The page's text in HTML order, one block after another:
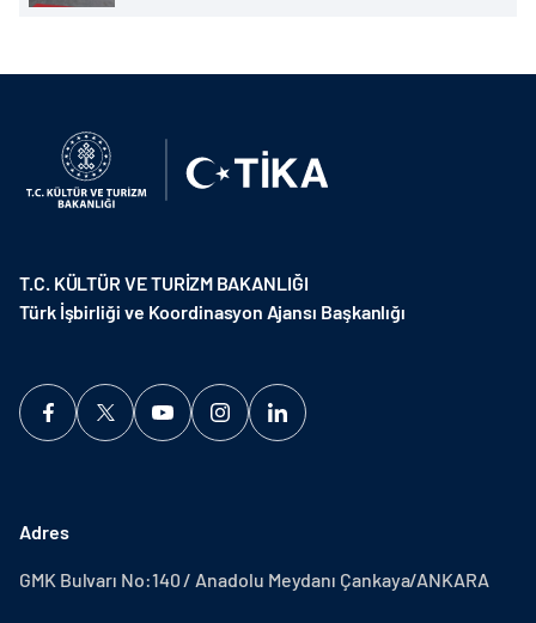
T.C. KÜLTÜR VE TURİZM BAKANLIĞI
Türk İşbirliği ve Koordinasyon Ajansı Başkanlığı
Adres
GMK Bulvarı No:140 / Anadolu Meydanı Çankaya/ANKARA